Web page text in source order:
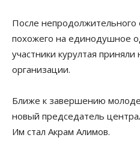
После
похожего на единодушное
участники курултая
организации.
Ближе к завершению
новый председатель
Им стал Акрам Алимов.